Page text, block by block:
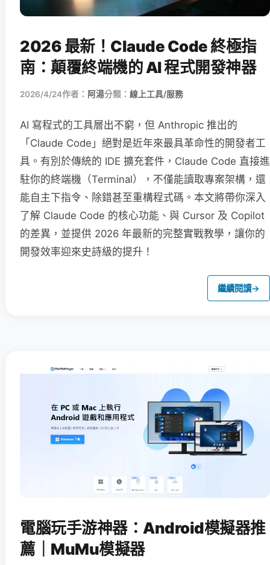
2026 最新！Claude Code 終極指
南：顛覆終端機的 AI 程式開發神器
2026/4/24作者： 阿湯分類： 線上工具/服務
AI 寫程式的工具層出不窮，但 Anthropic 推出的
「Claude Code」絕對是近年來最具革命性的開發者工
具。有別於傳統的 IDE 擴充套件，Claude Code 直接進
駐你的終端機（Terminal），不僅能讀取專案架構，還
能自主下指令、除錯甚至重構程式碼。本文將帶你深入
了解 Claude Code 的核心功能、與 Cursor 及 Copilot
的差異，並提供 2026 年最新的完整實戰教學，讓你的
開發效率迎來史詩級的提升！
繼續閱讀→
電腦玩手游神器：Android模擬器推
薦｜MuMu模擬器